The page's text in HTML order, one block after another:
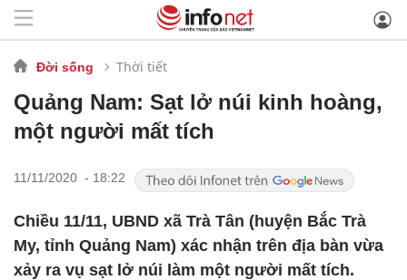
Đời sống Thời tiết
Quảng Nam: Sạt lở núi kinh hoàng,
một người mất tích
11/11/2020 - 18:22
Chiều 11/11, UBND xã Trà Tân (huyện Bắc Trà
My, tỉnh Quảng Nam) xác nhận trên địa bàn vừa
xảy ra vụ sạt lở núi làm một người mất tích.